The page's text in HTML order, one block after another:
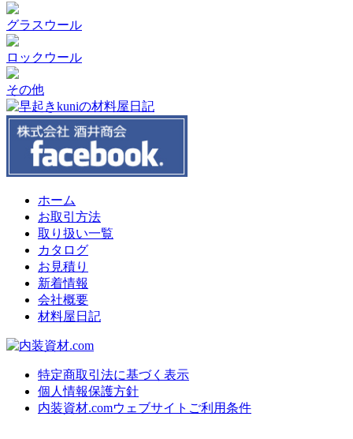
グラスウール
ロックウール
その他
ホーム
お取引方法
取り扱い一覧
カタログ
お見積り
新着情報
会社概要
材料屋日記
特定商取引法に基づく表示
個人情報保護方針
内装資材.comウェブサイトご利用条件